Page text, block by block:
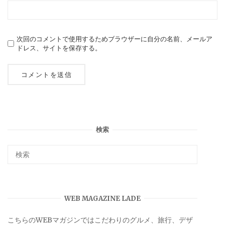
次回のコメントで使用するためブラウザーに自分の名前、メールア
ドレス、サイトを保存する。
検索
WEB MAGAZINE LADE
こちらのWEBマガジンではこだわりのグルメ、旅行、デザ